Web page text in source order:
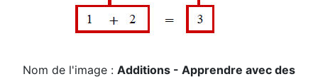
Nom de l'image : Additions - Apprendre avec des